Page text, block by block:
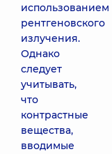
использованием
рентгеновского
излучения.
Однако
следует
учитывать,
что
контрастные
вещества,
вводимые